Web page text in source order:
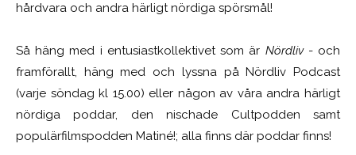
hårdvara och andra härligt nördiga spörsmål!
Så häng med i entusiastkollektivet som är Nördliv- och
framförallt, häng med och lyssna på Nördliv Podcast
(varje söndag kl 15.00) eller någon av våra andra härligt
nördiga poddar, den nischade Cultpodden samt
populärfilmspodden Matiné!; alla finns där poddar finns!